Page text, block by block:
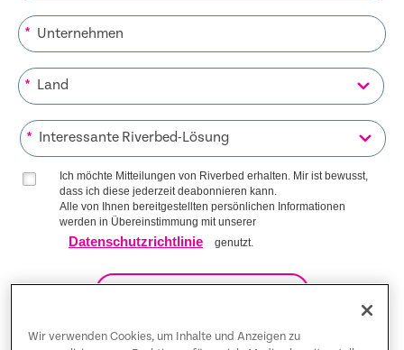
*
*
*
Ich möchte Mitteilungen von Riverbed erhalten. Mir ist bewusst,
dass ich diese jederzeit deabonnieren kann.
Alle von Ihnen bereitgestellten persönlichen Informationen
werden in Übereinstimmung mit unserer
Datenschutzrichtlinie genutzt.
Wir verwenden Cookies, um Inhalte und Anzeigen zu